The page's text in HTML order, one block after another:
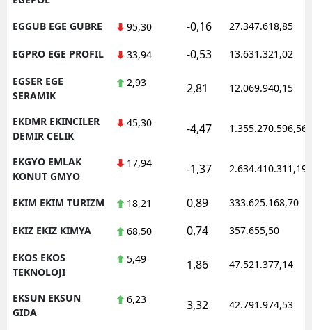
EGGUB EGE GUBRE 95,30 -0,16 27.347.618,85
EGPRO EGE PROFIL 33,94 -0,53 13.631.321,02
EGSER EGE
SERAMIK
2,93 2,81 12.069.940,15
EKDMR EKINCILER
DEMIR CELIK
45,30 -4,47 1.355.270.596,56
EKGYO EMLAK
KONUT GMYO
17,94 -1,37 2.634.410.311,19
EKIM EKIM TURIZM 18,21 0,89 333.625.168,70
EKIZ EKIZ KIMYA 68,50 0,74 357.655,50
EKOS EKOS
TEKNOLOJI
5,49 1,86 47.521.377,14
EKSUN EKSUN
GIDA
6,23 3,32 42.791.974,53